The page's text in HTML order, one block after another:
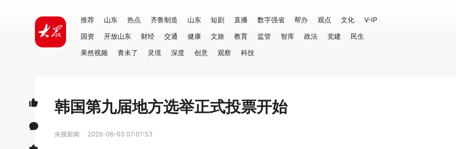
推荐 山东 热点 齐鲁制造 山东 短剧 直播 数字强省 帮办 观点 文化
V-IP
国资
开放山东 财经 交通 健康 文旅 教育 监管 智库 政法 党建
民生
果然视频
青未了 灵境 深度 创意 观察 科技
韩国第九届地方选举正式投票开始
央视新闻 2026-06-03 07:07:53